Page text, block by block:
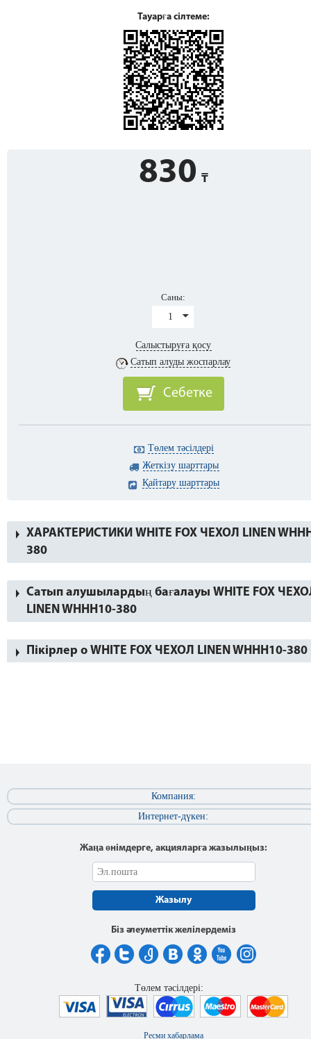
Тауарға сілтеме:
830
Саны:
1
Салыстыруға қосу
Сатып алуды жоспарлау
Себетке
Төлем тәсілдері
Жеткізу шарттары
Қайтару шарттары
ХАРАКТЕРИСТИКИ WHITE FOX ЧЕХОЛ LINEN
380
Сатып алушылардың бағалауы WHITE FOX
LINEN WHHH10-380
Пікірлер о WHITE FOX ЧЕХОЛ LINEN WHHH10-380
Компания:
Интернет-дүкен:
Жаңа өнімдерге, акцияларға жазылыңыз:
Жазылу
Біз әлеуметтік желілердеміз
Ресми хабарлама
Төлем тәсілдері: